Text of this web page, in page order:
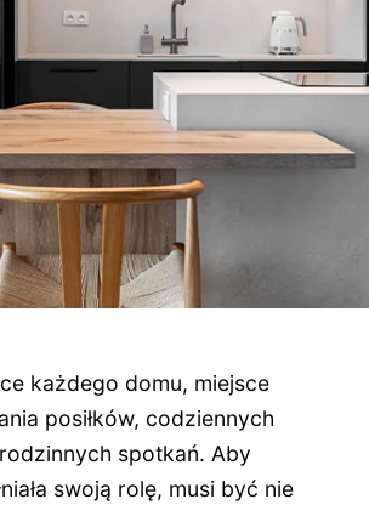
każdego domu, miejsce
posiłków, codziennych
spotkań. Aby
swoją rolę, musi być nie